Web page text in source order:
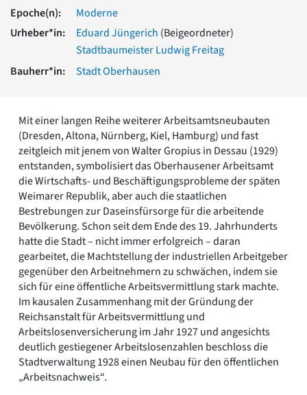
Romanik
Vorromanik
Römische Antike
Freunde & Förderer
Kontakt
Impressum
Datenschutz
Suchbegriff eingeben
Epoche(n):
Moderne
Urheber*in:
Eduard Jüngerich (Beigeordneter)
Stadtbaumeister Ludwig Freitag
Bauherr*in:
Stadt Oberhausen
Mit einer langen Reihe weiterer Arbeitsamtsneubauten
(Dresden, Altona, Nürnberg, Kiel, Hamburg) und fast
zeitgleich mit jenem von Walter Gropius in Dessau (1929)
entstanden, symbolisiert das Oberhausener Arbeitsamt
die Wirtschafts- und Beschäftigungsprobleme der späten
Weimarer Republik, aber auch die staatlichen
Bestrebungen zur Daseinsfürsorge für die arbeitende
Bevölkerung. Schon seit dem Ende des 19. Jahrhunderts
hatte die Stadt – nicht immer erfolgreich – daran
gearbeitet, die Machtstellung der industriellen Arbeitgeber
gegenüber den Arbeitnehmern zu schwächen, indem sie
sich für eine öffentliche Arbeitsvermittlung stark machte.
Im kausalen Zusammenhang mit der Gründung der
Reichsanstalt für Arbeitsvermittlung und
Arbeitslosenversicherung im Jahr 1927 und angesichts
deutlich gestiegener Arbeitslosenzahlen beschloss die
Stadtverwaltung 1928 einen Neubau für den öffentlichen
„Arbeitsnachweis“.